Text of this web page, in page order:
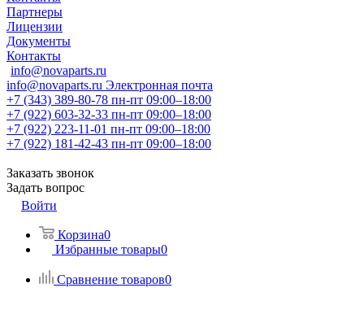
Партнеры
Лицензии
Документы
Контакты
info@novaparts.ru
info@novaparts.ru Электронная почта
+7 (343) 389-80-78 пн-пт 09:00–18:00
+7 (922) 603-32-33 пн-пт 09:00–18:00
+7 (922) 223-11-01 пн-пт 09:00–18:00
+7 (922) 181-42-43 пн-пт 09:00–18:00
Заказать звонок
Задать вопрос
Войти
Корзина0
Избранные товары0
Сравнение товаров0